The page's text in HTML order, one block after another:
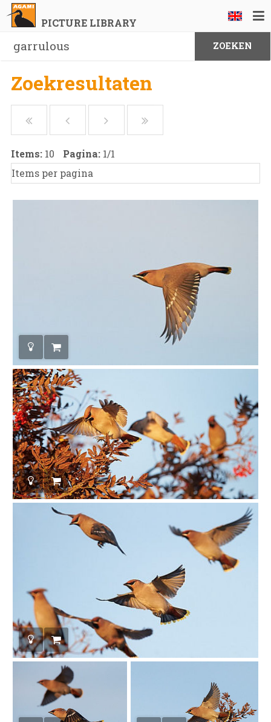
PICTURE LIBRARY
Zoekresultaten
Items: 10 Pagina: 1/1